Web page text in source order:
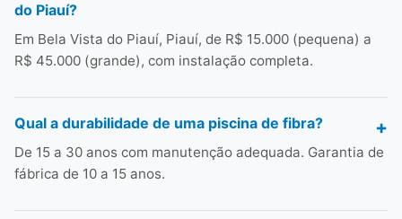
do Piauí?
Em Bela Vista do Piauí, Piauí, de R$ 15.000 (pequena) a
R$ 45.000 (grande), com instalação completa.
Qual a durabilidade de uma piscina de fibra?
De 15 a 30 anos com manutenção adequada. Garantia de
fábrica de 10 a 15 anos.